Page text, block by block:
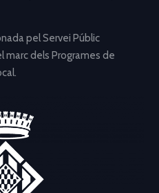
pel Servei Públic
marc dels Programes de